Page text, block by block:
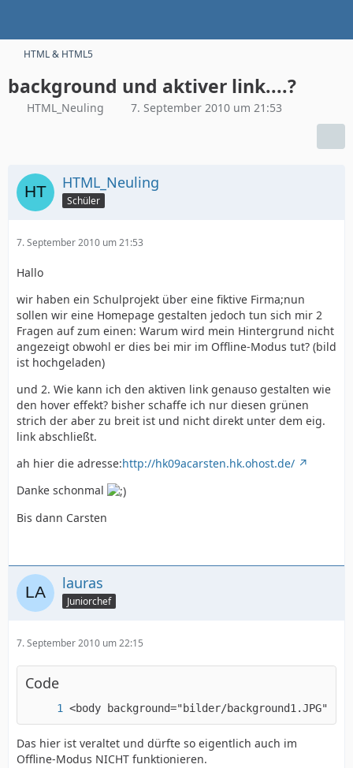
HTML & HTML5
background und aktiver link....?
HTML_Neuling 7. September 2010 um 21:53
HTML_Neuling
Schüler
7. September 2010 um 21:53
Hallo
wir haben ein Schulprojekt über eine fiktive Firma;nun
sollen wir eine Homepage gestalten jedoch tun sich mir 2
Fragen auf zum einen: Warum wird mein Hintergrund nicht
angezeigt obwohl er dies bei mir im Offline-Modus tut? (bild
ist hochgeladen)
und 2. Wie kann ich den aktiven link genauso gestalten wie
den hover effekt? bisher schaffe ich nur diesen grünen
strich der aber zu breit ist und nicht direkt unter dem eig.
link abschließt.
ah hier die adresse:http://hk09acarsten.hk.ohost.de/
Danke schonmal
Bis dann Carsten
lauras
Juniorchef
7. September 2010 um 22:15
Code
<body background="bilder/background1.JPG">
Das hier ist veraltet und dürfte so eigentlich auch im
Offline-Modus NICHT funktionieren.